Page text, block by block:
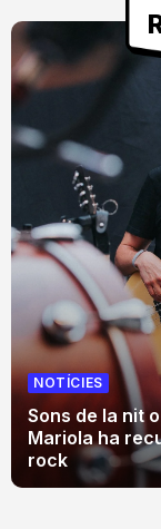
NOTÍCIES
Sons de la nit
Mariola ha
rock